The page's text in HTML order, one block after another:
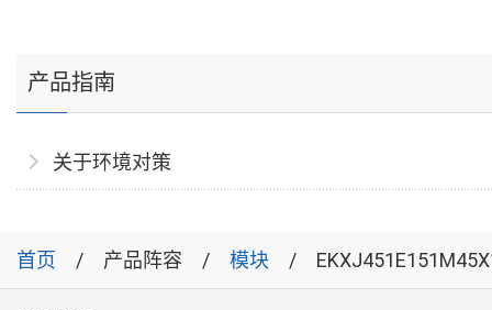
产品指南
关于环境对策
首页 产品阵容 模块